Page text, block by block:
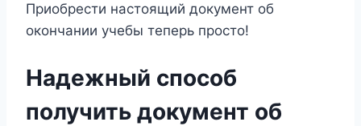
Приобрести настоящий документ об
окончании учебы теперь просто!
Надежный способ
получить документ об